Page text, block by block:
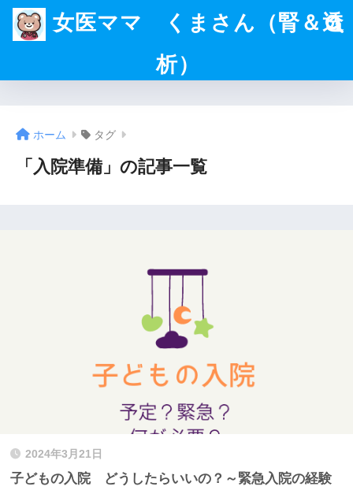
女医ママ くまさん（腎＆透
析）
ホーム タグ
「入院準備」の記事一覧
2024年3月21日
子どもの入院 どうしたらいいの？～緊急入院の経験